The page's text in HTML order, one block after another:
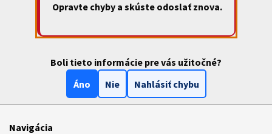
Opravte chyby a skúste odoslať znova.
Boli tieto informácie pre vás užitočné?
Áno
Nie Nahlásiť chybu
Navigácia